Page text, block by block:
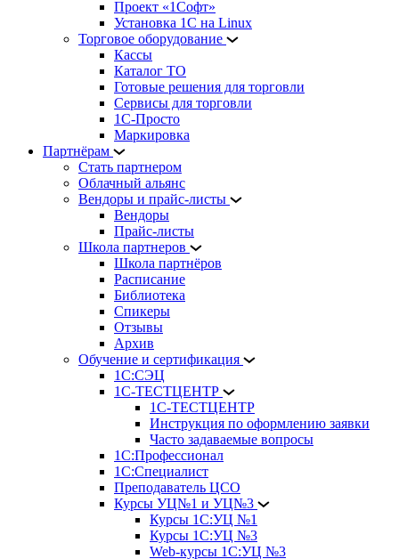
Проект «1Софт»
Установка 1С на Linux
Торговое оборудование
Кассы
Каталог ТО
Готовые решения для торговли
Сервисы для торговли
1С-Просто
Маркировка
Партнёрам
Стать партнером
Облачный альянс
Вендоры и прайс-листы
Вендоры
Прайс-листы
Школа партнеров
Школа партнёров
Расписание
Библиотека
Спикеры
Отзывы
Архив
Обучение и сертификация
1С:СЭЦ
1С-ТЕСТЦЕНТР
1С-ТЕСТЦЕНТР
Инструкция по оформлению заявки
Часто задаваемые вопросы
1С:Профессионал
1С:Специалист
Преподаватель ЦСО
Курсы УЦ№1 и УЦ№3
Курсы 1С:УЦ №1
Курсы 1С:УЦ №3
Web-курсы 1С:УЦ №3